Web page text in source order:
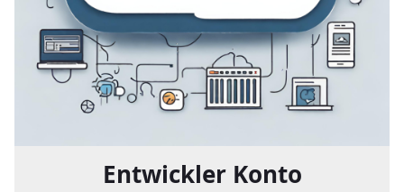
Entwickler Konto